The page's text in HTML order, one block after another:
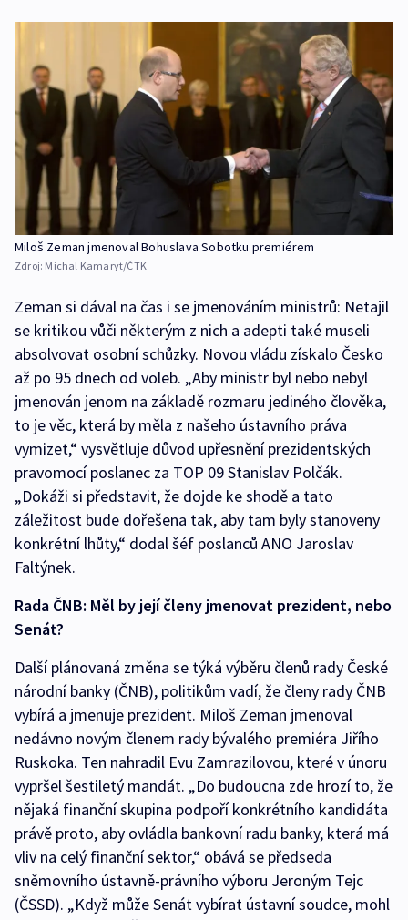
Miloš Zeman jmenoval Bohuslava Sobotku premiérem
Zdroj: Michal Kamaryt/ČTK
Zeman si dával na čas i se jmenováním ministrů: Netajil
se kritikou vůči některým z nich a adepti také museli
absolvovat osobní schůzky. Novou vládu získalo Česko
až po 95 dnech od voleb. „Aby ministr byl nebo nebyl
jmenován jenom na základě rozmaru jediného člověka,
to je věc, která by měla z našeho ústavního práva
vymizet,“ vysvětluje důvod upřesnění prezidentských
pravomocí poslanec za TOP 09 Stanislav Polčák.
„Dokáži si představit, že dojde ke shodě a tato
záležitost bude dořešena tak, aby tam byly stanoveny
konkrétní lhůty,“ dodal šéf poslanců ANO Jaroslav
Faltýnek.
Rada ČNB: Měl by její členy jmenovat prezident, nebo
Senát?
Další plánovaná změna se týká výběru členů rady České
národní banky (ČNB), politikům vadí, že členy rady ČNB
vybírá a jmenuje prezident. Miloš Zeman jmenoval
nedávno novým členem rady bývalého premiéra Jiřího
Ruskoka. Ten nahradil Evu Zamrazilovou, které v únoru
vypršel šestiletý mandát. „Do budoucna zde hrozí to, že
nějaká finanční skupina podpoří konkrétního kandidáta
právě proto, aby ovládla bankovní radu banky, která má
vliv na celý finanční sektor,“ obává se předseda
sněmovního ústavně-právního výboru Jeroným Tejc
(ČSSD). „Když může Senát vybírat ústavní soudce, mohl